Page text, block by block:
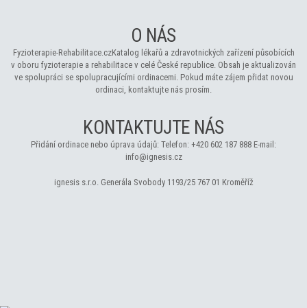
O NÁS
Fyzioterapie-Rehabilitace.czKatalog lékařů a zdravotnických zařízení působících
v oboru fyzioterapie a rehabilitace v celé České republice. Obsah je aktualizován
ve spolupráci se spolupracujícími ordinacemi. Pokud máte zájem přidat novou
ordinaci, kontaktujte nás prosím.
KONTAKTUJTE NÁS
Přidání ordinace nebo úprava údajů: Telefon: +420 602 187 888 E-mail:
info@ignesis.cz
ignesis s.r.o.Generála Svobody 1193/25767 01 Kroměříž